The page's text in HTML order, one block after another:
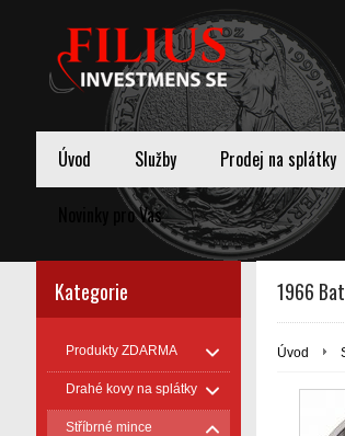
Úvod Služby Prodej na splátky
Novinky pro Vas
Kategorie
Produkty ZDARMA
Drahé kovy na splátky
Stříbrné mince
1966
Úvod